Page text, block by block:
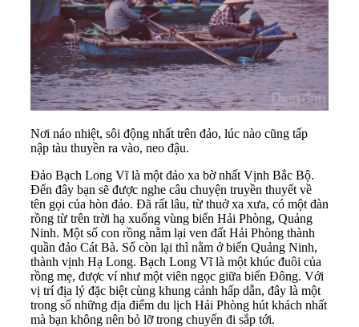
Nơi náo nhiệt, sôi động nhất trên đảo, lúc nào cũng tấp
nập tàu thuyền ra vào, neo đậu.
Đảo Bạch Long Vĩ là một đảo xa bờ nhất Vịnh Bắc Bộ.
Đến đây bạn sẽ được nghe câu chuyện truyền thuyết về
tên gọi của hòn đảo. Đã rất lâu, từ thuở xa xưa, có một đàn
rồng từ trên trời hạ xuống vùng biển Hải Phòng, Quảng
Ninh. Một số con rồng nằm lại ven đất Hải Phòng thành
quần đảo Cát Bà. Số còn lại thì nằm ở biển Quảng Ninh,
thành vịnh Hạ Long. Bạch Long Vĩ là một khúc đuôi của
rồng mẹ, được ví như một viên ngọc giữa biển Đông. Với
vị trí địa lý đặc biệt cùng khung cảnh hấp dẫn, đây là một
trong số những địa điểm du lịch Hải Phòng hút khách nhất
mà bạn không nên bỏ lỡ trong chuyến đi sắp tới.